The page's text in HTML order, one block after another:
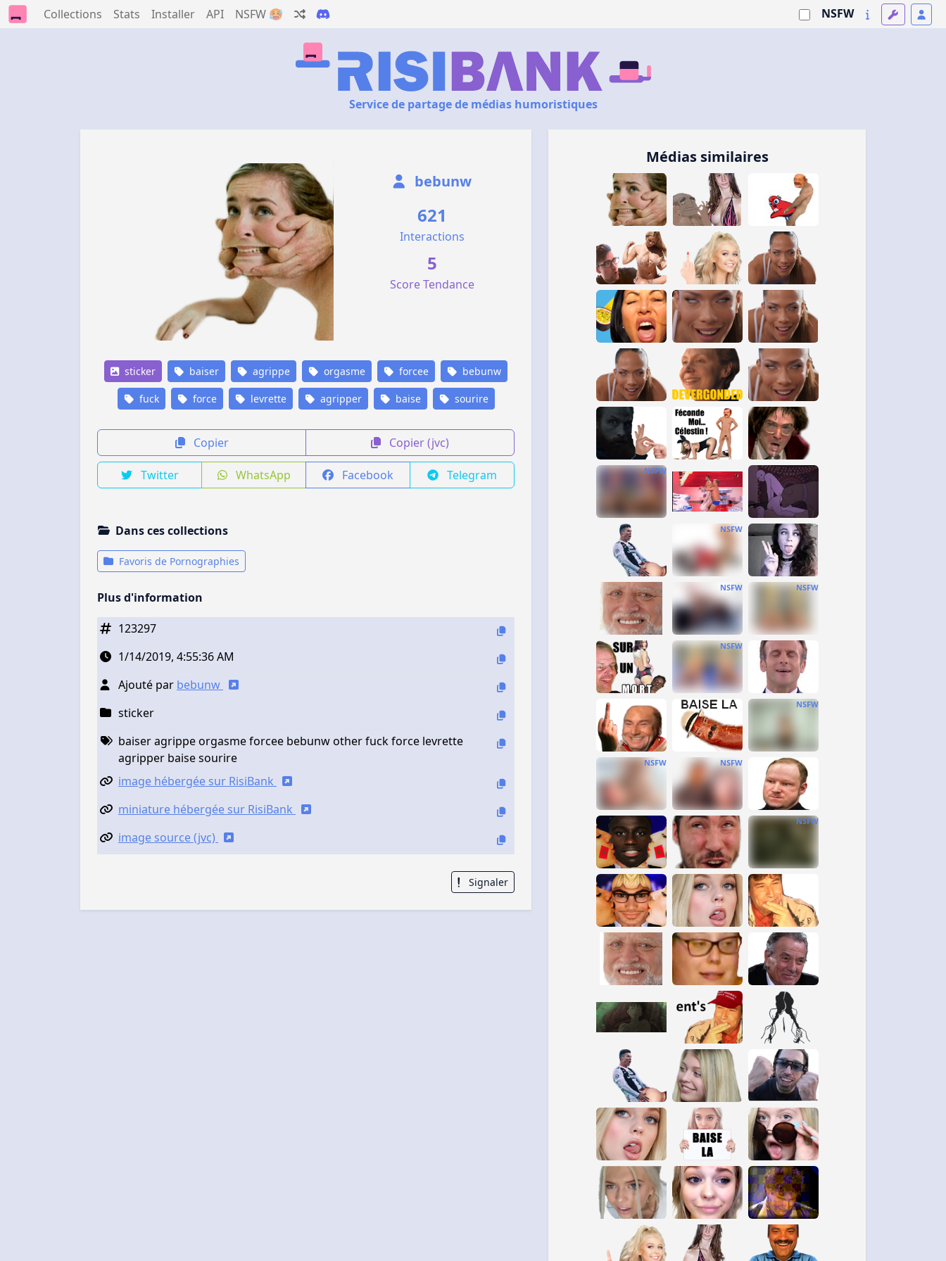
Collections Stats Installer API NSFW 🥵 NSFW
Service de partage de médias humoristiques
bebunw
621
Interactions
5
Score Tendance
sticker baiser agrippe orgasme forcee bebunw
fuck force levrette agripper baise sourire
Copier Copier (jvc)
Twitter WhatsApp Facebook Telegram
Dans ces collections
Favoris de Pornographies
Plus d'information
123297
1/14/2019, 4:55:36 AM
Ajouté par bebunw
sticker
baiser agrippe orgasme forcee bebunw other fuck force levrette
agripper baise sourire
image hébergée sur RisiBank
miniature hébergée sur RisiBank
image source (jvc)
Signaler
Médias similaires
NSFW
NSFW
NSFW NSFW
NSFW
NSFW
NSFW NSFW
NSFW